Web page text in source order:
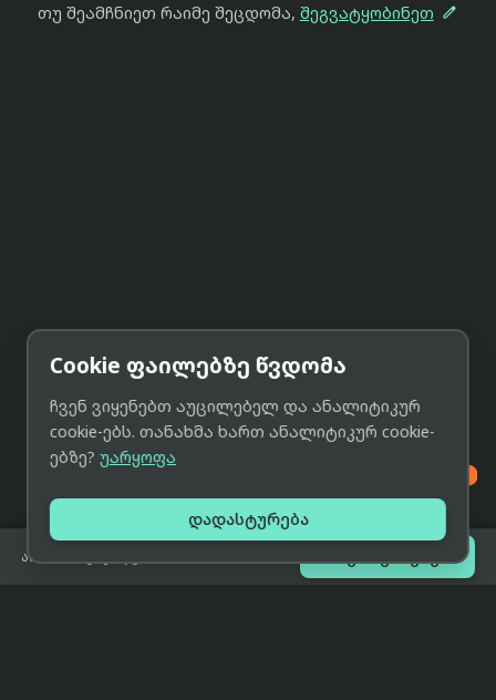
თუ შეამჩნიეთ რაიმე შეცდომა, შეგვატყობინეთ 
არ არის გაყიდვაში შეთავაზებები

Cookie ფაილებზე წვდომა
ჩვენ ვიყენებთ აუცილებელ და ანალიტიკურ
cookie-ებს. თანახმა ხართ ანალიტიკურ cookie-
ებზე? უარყოფა
დადასტურება